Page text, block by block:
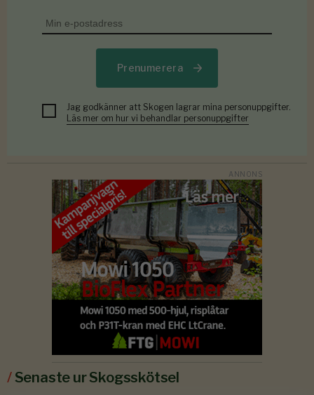
Prenumerera
Jag godkänner att Skogen lagrar mina personuppgifter.
Läs mer om hur vi behandlar personuppgifter
/Senaste ur Skogsskötsel